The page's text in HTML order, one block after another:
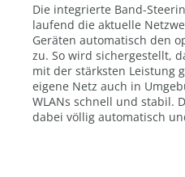
Die integrierte Band-
laufend die aktuelle
Geräten automatisch den
zu. So wird sichergestellt,
mit der stärksten Leistung
eigene Netz auch in
WLANs schnell und stabil.
dabei völlig automatisch